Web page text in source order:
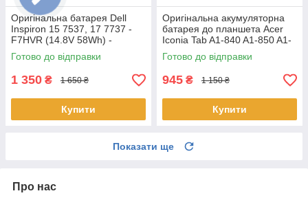
Оригінальна батарея Dell
Inspiron 15 7537, 17 7737 -
F7HVR (14.8V 58Wh) -
Акумулятор, АКБ
Готово до відправки
1 350 ₴ 1 650 ₴
Купити
Оригінальна акумуляторна
батарея до планшета Acer
Iconia Tab A1-840 A1-850 A1-
860 One 8 B1-810 B1-820 B1-
830 - AP14F8K
Готово до відправки
945 ₴ 1 150 ₴
Купити
Показати ще
Про нас